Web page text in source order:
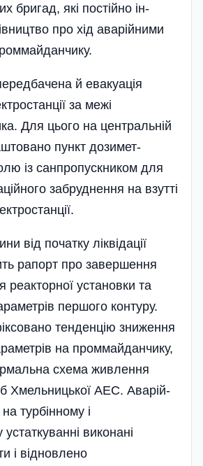
бри­гад, які пос­тійно ін­
про хід аварій­ними
й евакуація
за межі
Для цього на цент­ральній
пункт дози­мет­
із санпропускником для
забруднення на взутті
від початку ліквідації
рапорт про завершення
реакторної установки та
першого контуру.
тенденцію зниження
на проммайданчику,
схема живлення
Хмельницької АЕС. Аварій­
тур­бін­но­му і
виконані
і відновлено